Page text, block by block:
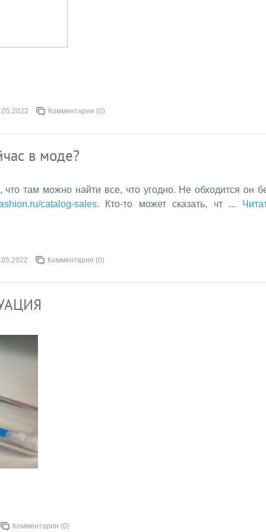
Комментарии (0)
в моде?
там можно найти все, что угодно. Не обходится он
catalog-sales. Кто-то может сказать, чт ...
Комментарии (0)
Комментарии (0)